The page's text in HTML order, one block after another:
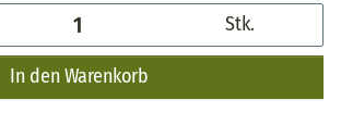
Stk.
In den Warenkorb